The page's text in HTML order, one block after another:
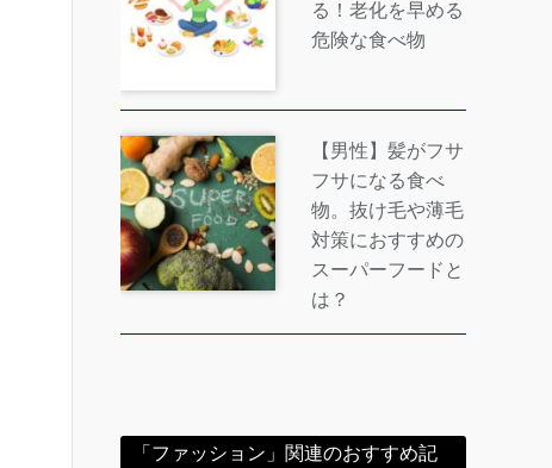
る！老化を早める
危険な食べ物
【男性】髪がフサ
フサになる食べ
物。抜け毛や薄毛
対策におすすめの
スーパーフードと
は？
「ファッション」関連のおすすめ記